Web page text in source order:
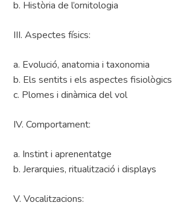
b. Història de l’ornitologia
III. Aspectes físics:
a. Evolució, anatomia i taxonomia
b. Els sentits i els aspectes fisiològics
c. Plomes i dinàmica del vol
IV. Comportament:
a. Instint i aprenentatge
b. Jerarquies, ritualització i displays
V. Vocalitzacions: